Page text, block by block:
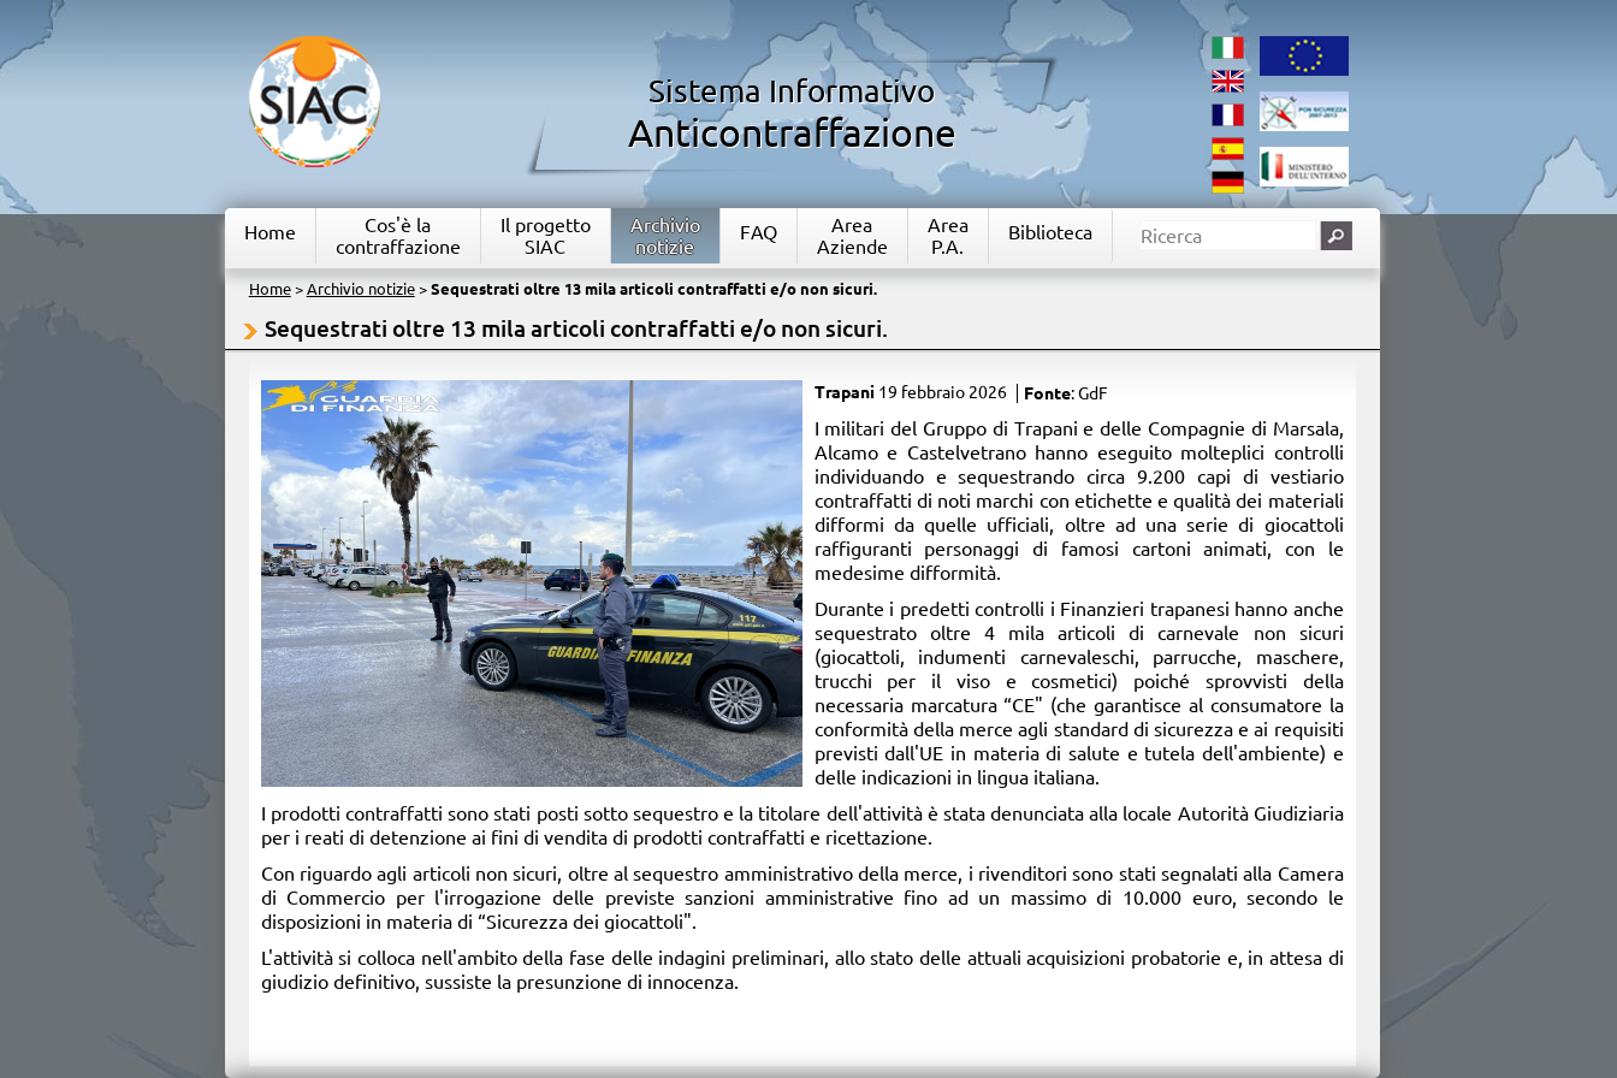
Sistema Informativo
Anticontraffazione
Home
Cos'è la
contraffazione
Il progetto
SIAC
Archivio
notizie
FAQ
Area
Aziende
Area
P.A.
Biblioteca
Home> Archivio notizie> Sequestrati oltre 13 mila articoli contraffatti e/o non sicuri.
Sequestrati oltre 13 mila articoli contraffatti e/o non sicuri.
Trapani 19 febbraio 2026 Fonte: GdF
​I militari del Gruppo di Trapani e delle Compagnie di Marsala,
Alcamo e Castelvetrano hanno eseguito molteplici controlli
individuando e sequestrando circa 9.200 capi di vestiario
contraffatti di noti marchi con etichette e qualità dei materiali
difformi da quelle ufficiali, oltre ad una serie di giocattoli
raffiguranti personaggi di famosi cartoni animati, con le
medesime difformità.
Durante i predetti controlli i Finanzieri trapanesi hanno anche
sequestrato oltre 4 mila articoli di carnevale non sicuri
(giocattoli, indumenti carnevaleschi, parrucche, maschere,
trucchi per il viso e cosmetici) poiché sprovvisti della
necessaria marcatura “CE" (che garantisce al consumatore la
conformità della merce agli standard di sicurezza e ai requisiti
previsti dall'UE in materia di salute e tutela dell'ambiente) e
delle indicazioni in lingua italiana.
I prodotti contraffatti sono stati posti sotto sequestro e la titolare dell'attività è stata denunciata alla locale Autorità Giudiziaria
per i reati di detenzione ai fini di vendita di prodotti contraffatti e ricettazione.
Con riguardo agli articoli non sicuri, oltre al sequestro amministrativo della merce, i rivenditori sono stati segnalati alla Camera
di Commercio per l'irrogazione delle previste sanzioni amministrative fino ad un massimo di 10.000 euro, secondo le
disposizioni in materia di “Sicurezza dei giocattoli".
L'attività si colloca nell'ambito della fase delle indagini preliminari, allo stato delle attuali acquisizioni probatorie e, in attesa di
giudizio definitivo, sussiste la presunzione di innocenza.​